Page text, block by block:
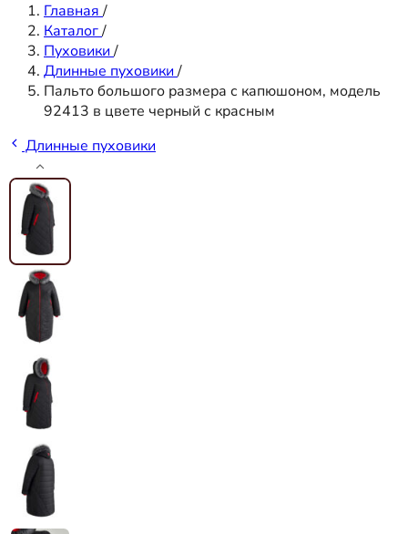
Главная /
Каталог/
Пуховики /
Длинные пуховики /
Пальто большого размера с капюшоном, модель
92413 в цвете черный с красным
Длинные пуховики